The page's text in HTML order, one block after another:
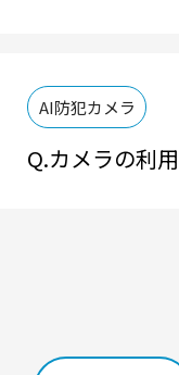
AI防犯カメラ
カメラの利